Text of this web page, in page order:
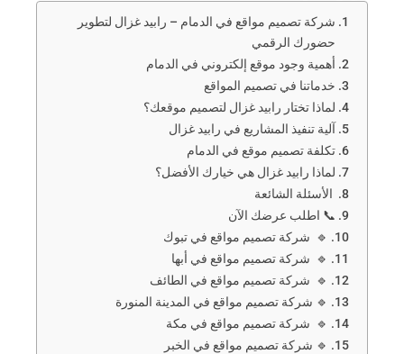
شركة تصميم مواقع في الدمام – رابيد غزال لتطوير
حضورك الرقمي
أهمية وجود موقع إلكتروني في الدمام
خدماتنا في تصميم المواقع
لماذا تختار رابيد غزال لتصميم موقعك؟
آلية تنفيذ المشاريع في رابيد غزال
تكلفة تصميم موقع في الدمام
لماذا رابيد غزال هي خيارك الأفضل؟
الأسئلة الشائعة
📞 اطلب عرضك الآن
🔹 شركة تصميم مواقع في تبوك
🔹 شركة تصميم مواقع في أبها
🔹 شركة تصميم مواقع في الطائف
🔹 شركة تصميم مواقع في المدينة المنورة
🔹 شركة تصميم مواقع في مكة
🔹 شركة تصميم مواقع في الخبر